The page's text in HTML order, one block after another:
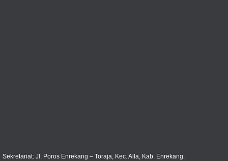
Sekretariat: Jl. Poros Enrekang – Toraja, Kec. Alla, Kab. Enrekang.